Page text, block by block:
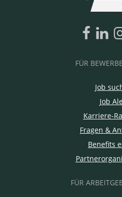
FÜR
Job
Job
Karriere-
Fragen &
Benefits
FÜR